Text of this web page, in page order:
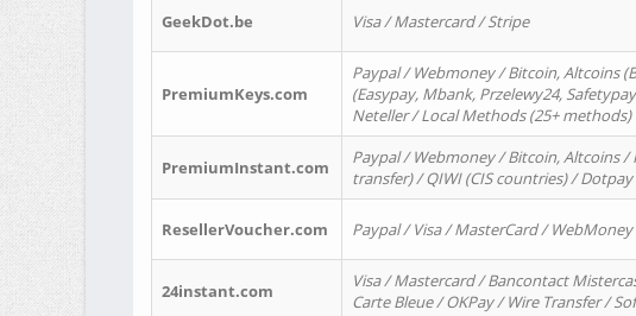
GeekDot.be Visa / Mastercard / Stripe
PremiumKeys.com
Paypal / Webmoney / Bitcoin, Altcoins
(Easypay, Mbank, Przelewy24,
Neteller / Local Methods (25+ methods)
PremiumInstant.com
Paypal / Webmoney / Bitcoin, Altcoins
transfer) / QIWI (CIS countries) /
ResellerVoucher.com Paypal / Visa / MasterCard /
24instant.com
Visa / Mastercard / Bancontact
Carte Bleue / OKPay / Wire Transfer /